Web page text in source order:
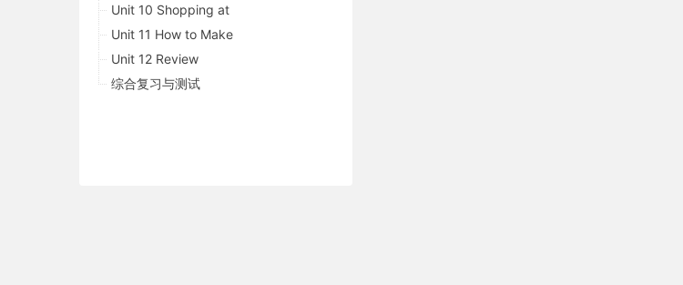
Unit 10 Shopping at
Unit 11 How to Make
Unit 12 Review
综合复习与测试